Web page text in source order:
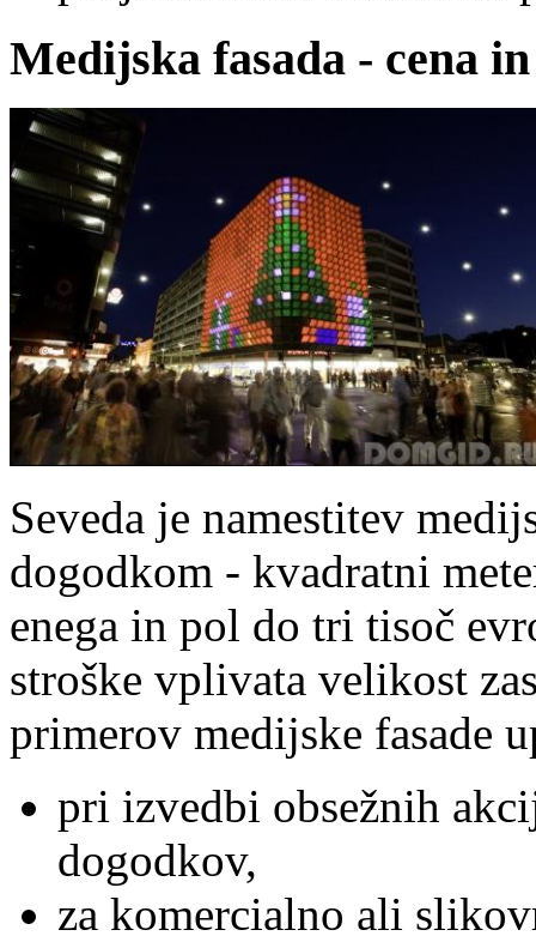
Medijska fasada - cena
Seveda je namestitev
dogodkom - kvadratni
enega in pol do tri tisoč
stroške vplivata velikost
primerov medijske fasade
pri izvedbi obsežnih
dogodkov,
za komercialno ali